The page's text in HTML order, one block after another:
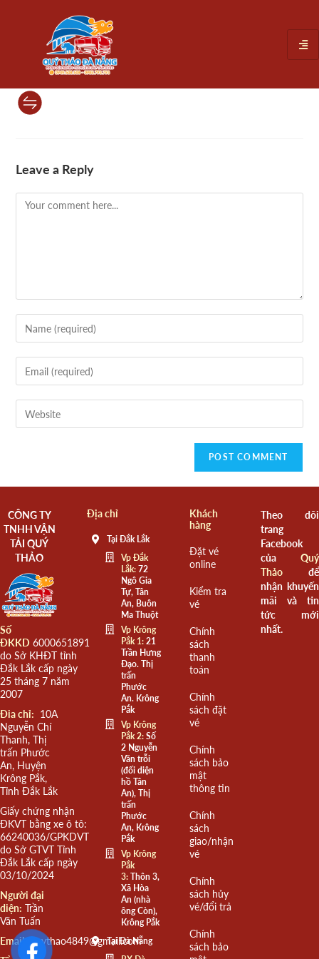
Leave a Reply
CÔNG TY
TNHH VẬN
TẢI QUÝ
THẢO
Số
ĐKKD 6000651891
do Sở KHĐT tỉnh
Đắk Lắk cấp ngày
25 tháng 7 năm
2007
Đia chỉ: 10A
Nguyễn Chí
Thanh, Thị
trấn Phước
An, Huyện
Krông Pắk,
Tỉnh Đắk Lắk
Giấy chứng nhận
ĐKVT bằng xe ô tô:
66240036/GPKDVT
do Sở GTVT Tỉnh
Đắk Lắk cấp ngày
03/10/2024
Người đại
diện: Trần
Văn Tuấn
Email: quythao4849@gmail.com
Địa chỉ
Tại Đắk Lắk
Vp Đắk
Lắk:72
Ngô Gia
Tự, Tân
An, Buôn
Ma Thuột
Vp Krông
Pắk 1:21
Trần Hưng
Đạo. Thị
trấn
Phước
An. Krông
Pắk
Vp Krông
Pắk 2:Số
2 Nguyễn
Văn trỗi
(đối diện
hồ Tân
An), Thị
trấn
Phước
An, Krông
Pắk
Vp Krông
Pắk
3:Thôn 3,
Xã Hòa
An (nhà
ông Còn),
Krông Pắk
Tại Đà Nẵng
Khách
hàng
Đặt vé
online
Kiểm tra
vé
Chính
sách
thanh
toán
Chính
sách đặt
vé
Chính
sách bảo
mật
thông tin
Chính
sách
giao/nhận
vé
Chính
sách hủy
vé/đổi trả
Chính
sách bảo
Theo dõi
trang
Facebook
của Quý
Thảođể
nhận khuyến
mãi và tin
tức mới
nhất.